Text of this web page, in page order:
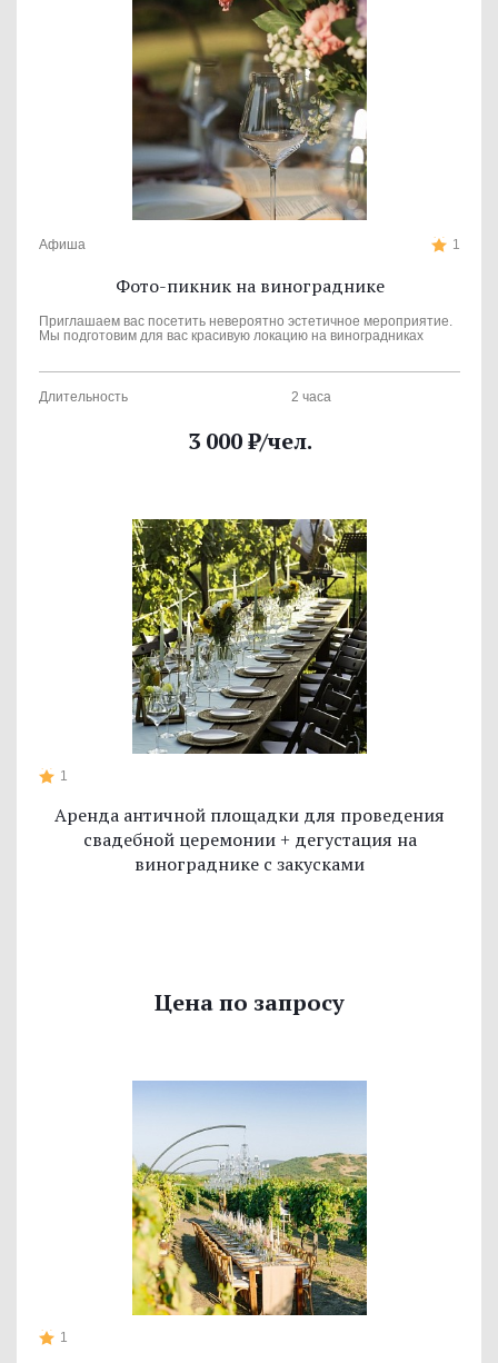
Афиша 1
Фото-пикник на винограднике
Приглашаем вас посетить невероятно эстетичное мероприятие.
Мы подготовим для вас красивую локацию на виноградниках
Длительность 2 часа
3 000₽/чел.
1
Аренда античной площадки для проведения
свадебной церемонии + дегустация на
винограднике с закусками
Цена по запросу
1